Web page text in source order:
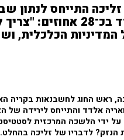
זליכה התייחס לנתון
הלאומי ירד בכ־28
הכלכלית,
ראש החוג לחשבנאות בקריה
אלדד והתייחס לירידה של
על ידי הלשכה המרכזית
הנזק? לדבריו של זליכה בהחלט.